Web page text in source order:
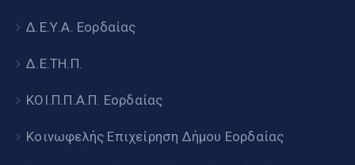
Δ.Ε.Υ.Α. Εορδαίας
Δ.Ε.ΤΗ.Π.
ΚΟΙ.Π.Π.Α.Π. Εορδαίας
Κοινωφελής Επιχείρηση Δήμου Εορδαίας